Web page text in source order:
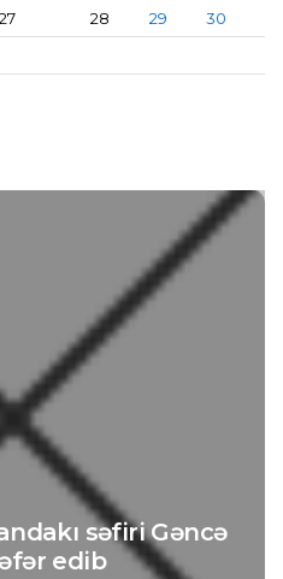
27 28 29
30
səfiri Gəncə
edib